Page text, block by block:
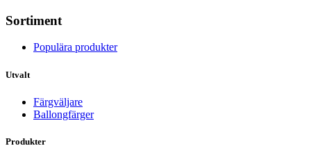
Sortiment
Populära produkter
Utvalt
Färgväljare
Ballongfärger
Produkter